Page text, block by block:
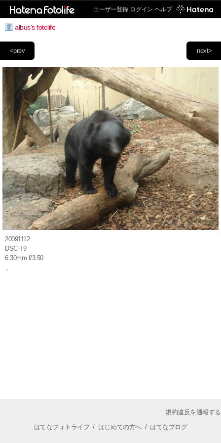
ユーザー登録 ログイン ヘルプ
albus's fotolife
next>
<prev
20091112
DSC-T9
6.30mm f/3.50
規約違反を通報する
はてなフォトライフ / はじめての方へ/ はてなブログ